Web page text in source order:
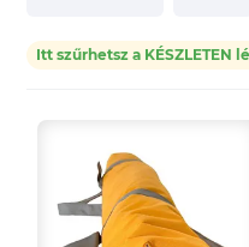
Itt szűrhetsz a KÉSZLETEN